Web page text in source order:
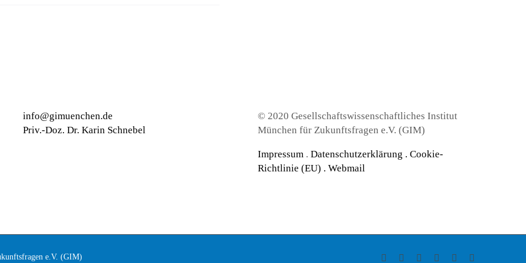
info@gimuenchen.de
Priv.-Doz. Dr. Karin Schnebel
© 2020 Gesellschaftswissenschaftliches Institut
München für Zukunftsfragen e.V. (GIM)
Impressum . Datenschutzerklärung . Cookie-
Richtlinie (EU) . Webmail
e.V. (GIM) FacebookInstagramLinkedIn YouTube